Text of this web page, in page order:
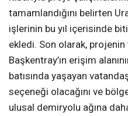
tamamlandığını belirten
işlerinin bu yıl içerisinde
ekledi. Son olarak,
Başkentray’ın erişim
batısında yaşayan
seçeneği olacağını ve
ulusal demiryolu ağına